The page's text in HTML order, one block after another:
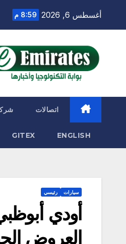
أغسطس 6, 2026 8:59 م
اتصالات
ENGLISH
GITEX
سيارات رئيسي
العروض